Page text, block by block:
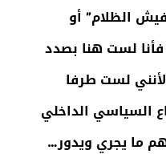
الظلام” أو
لست هنا بصدد
لست طرفا
السياسي الداخلي
ما يجري ويدور…